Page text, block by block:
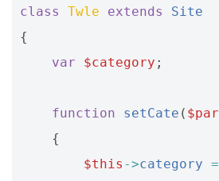
class
Twle extends
Site
{
var
$category ;
function setCate ( $par
{
$this ->category =